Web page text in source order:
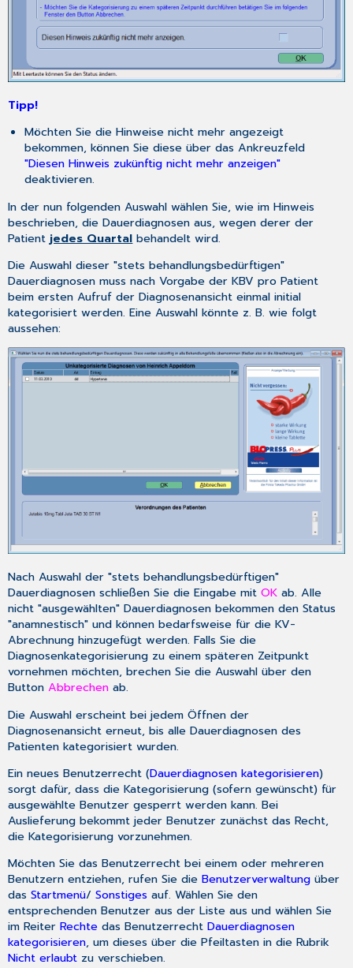
Tipp!
Möchten Sie die Hinweise nicht mehr angezeigt
bekommen, können Sie diese über das Ankreuzfeld
"Diesen Hinweis zukünftig nicht mehr anzeigen"
deaktivieren.
In der nun folgenden Auswahl wählen Sie, wie im Hinweis
beschrieben, die Dauerdiagnosen aus, wegen derer der
Patient jedes Quartal behandelt wird.
Die Auswahl dieser "stets behandlungsbedürftigen"
Dauerdiagnosen muss nach Vorgabe der KBV pro Patient
beim ersten Aufruf der Diagnosenansicht einmal initial
kategorisiert werden. Eine Auswahl könnte z. B. wie folgt
aussehen:
Nach Auswahl der "stets behandlungsbedürftigen"
Dauerdiagnosen schließen Sie die Eingabe mitOK ab. Alle
nicht "ausgewählten" Dauerdiagnosen bekommen den Status
"anamnestisch" und können bedarfsweise für die KV-
Abrechnung hinzugefügt werden. Falls Sie die
Diagnosenkategorisierung zu einem späteren Zeitpunkt
vornehmen möchten, brechen Sie die Auswahl über den
ButtonAbbrechen ab.
Die Auswahl erscheint bei jedem Öffnen der
Diagnosenansicht erneut, bis alle Dauerdiagnosen des
Patienten kategorisiert wurden.
Ein neues Benutzerrecht (Dauerdiagnosen kategorisieren)
sorgt dafür, dass die Kategorisierung (sofern gewünscht) für
ausgewählte Benutzer gesperrt werden kann. Bei
Auslieferung bekommt jeder Benutzer zunächst das Recht,
die Kategorisierung vorzunehmen.
Möchten Sie das Benutzerrecht bei einem oder mehreren
Benutzern entziehen, rufen Sie dieBenutzerverwaltung über
dasStartmenü/Sonstiges auf. Wählen Sie den
entsprechenden Benutzer aus der Liste aus und wählen Sie
im ReiterRechte das BenutzerrechtDauerdiagnosen
kategorisieren, um dieses über die Pfeiltasten in die Rubrik
Nicht erlaubt zu verschieben.